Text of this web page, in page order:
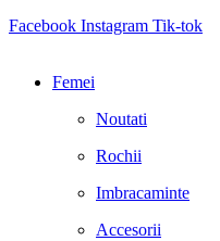
Facebook Instagram Tik-tok
Femei
Noutati
Rochii
Imbracaminte
Accesorii